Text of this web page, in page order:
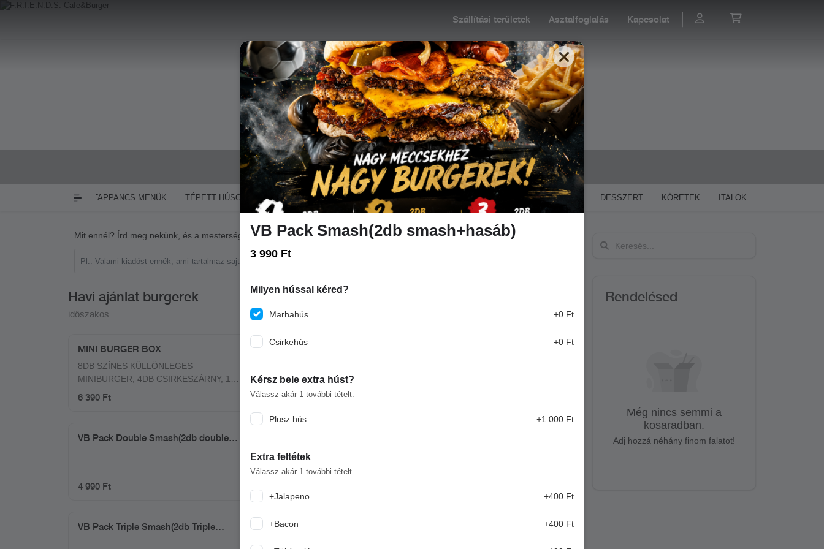
Szállítási területek Asztalfoglalás Kapcsolat
Nyitva: 11:00-20:00 Rendelés: 10:30-19:30 +36 70 238 0858
GYROSOK TAPPANCS MENÜK TÉPETT HÚSOS ÉTELEK BOXOK TÁLAK FRISSENSÜLTEK(ÚJ) SNACKEK SALÁTÁK DESSZERT KÖRETEK ITALOK
Mit ennél? Írd meg nekünk, és a mesterséges intelligencia ajánl ennek megfelelően.
Havi ajánlat burgerek
időszakos
MINI BURGER BOX
8DB SZÍNES KÜLLÖNLEGES
MINIBURGER, 4DB CSIRKESZÁRNY, 1
6 390 Ft
FALATOK
3 790 Ft
VB Pack Double Smash(2db double
4 990 Ft
VB Pack Triple Smash(2db Triple
Rendelésed
Még nincs semmi a
kosaradban.
Adj hozzá néhány finom falatot!
VB Pack Smash(2db smash+hasáb)
3 990 Ft
Milyen hússal kéred?
Marhahús +0 Ft
Csirkehús +0 Ft
Kérsz bele extra húst?
Válassz akár 1 további tételt.
Plusz hús +1 000 Ft
Extra feltétek
Válassz akár 1 további tételt.
+Jalapeno +400 Ft
+Bacon +400 Ft